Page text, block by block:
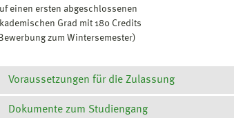
einen ersten abgeschlossenen
Grad mit 180 Credits
zum Wintersemester)
Voraussetzungen für die Zulassung
Voraussetzung für den Zugang zum Master-
Dokumente zum Studiengang